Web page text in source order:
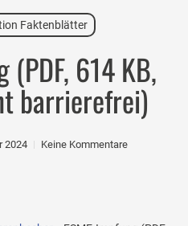
Faktenblätter
(PDF, 614 KB,
barrierefrei)
2024 Keine Kommentare